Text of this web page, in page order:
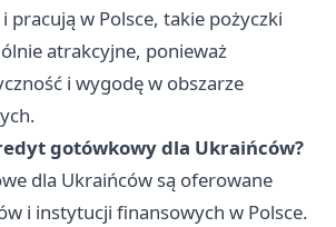
pracują w Polsce, takie pożyczki
atrakcyjne, ponieważ
i wygodę w obszarze
gotówkowy dla Ukraińców?
dla Ukraińców są oferowane
i instytucji finansowych w Polsce.